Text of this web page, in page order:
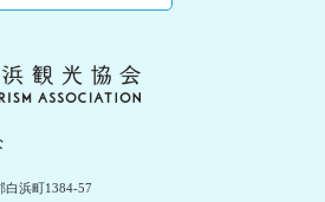
浜町1384-57